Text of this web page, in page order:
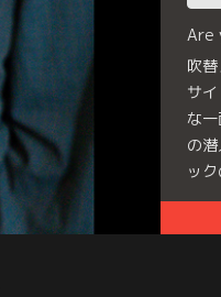
Are
吹
サ
な
の
ッ